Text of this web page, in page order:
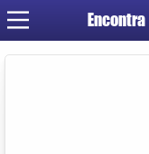
Encontra